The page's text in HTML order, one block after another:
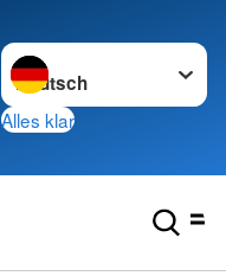
Sprache wechseln zu
Alles klar